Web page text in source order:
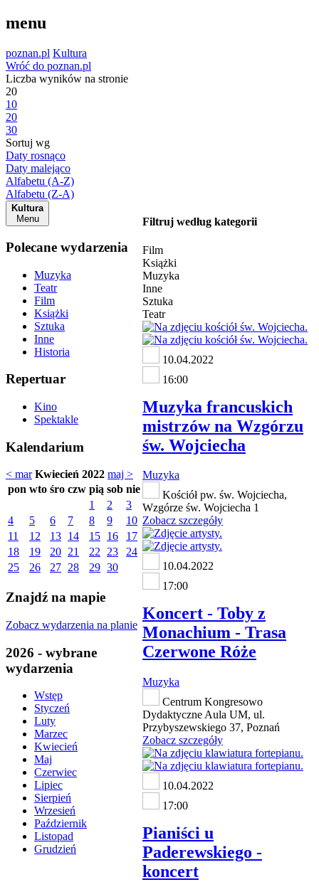
menu
poznan.pl Kultura
Wróć do poznan.pl
Liczba wyników na stronie
20
10
20
30
Sortuj wg
Daty rosnąco
Daty malejąco
Alfabetu (A-Z)
Alfabetu (Z-A)
Kultura
Menu
Polecane wydarzenia
Muzyka
Teatr
Film
Książki
Sztuka
Inne
Historia
Repertuar
Kino
Spektakle
Kalendarium
< mar Kwiecień 2022 maj >
pon wto śro czw pią sob nie
1
2
3
4
5 6 7 8 9
10
11
12 13 14 15 16
17
18
19 20 21 22 23
24
25
26 27 28 29 30
Znajdź na mapie
Zobacz wydarzenia na planie
2026 - wybrane
wydarzenia
Wstęp
Styczeń
Luty
Marzec
Kwiecień
Maj
Czerwiec
Lipiec
Sierpień
Wrzesień
Październik
Listopad
Grudzień
Filtruj według kategorii
Film
Książki
Muzyka
Inne
Sztuka
Teatr
10.04.2022
16:00
Muzyka francuskich
mistrzów na Wzgórzu
św. Wojciecha
Muzyka
Kościół pw. św. Wojciecha,
Wzgórze św. Wojciecha 1
Zobacz szczegóły
10.04.2022
17:00
Koncert - Toby z
Monachium - Trasa
Czerwone Róże
Muzyka
Centrum Kongresowo
Dydaktyczne Aula UM, ul.
Przybyszewskiego 37, Poznań
Zobacz szczegóły
10.04.2022
17:00
Pianiści u
Paderewskiego -
koncert